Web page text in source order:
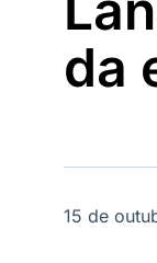
negociação de
ativos
Monitoramento
da
15 de